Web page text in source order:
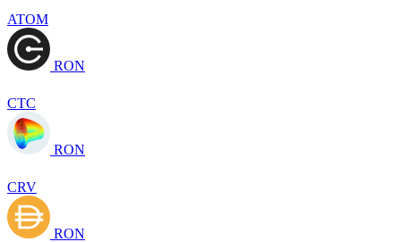
ATOM
RON
CTC
RON
CRV
RON